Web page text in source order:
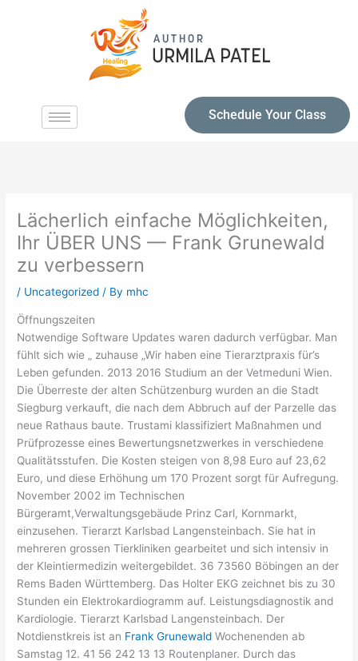
Schedule Your Class
Lächerlich einfache Möglichkeiten,
Ihr ÜBER UNS — Frank Grunewald
zu verbessern
/ Uncategorized / By mhc
Öffnungszeiten
Notwendige Software Updates waren dadurch verfügbar. Man
fühlt sich wie „ zuhause „Wir haben eine Tierarztpraxis für’s
Leben gefunden. 2013 2016 Studium an der Vetmeduni Wien.
Die Überreste der alten Schützenburg wurden an die Stadt
Siegburg verkauft, die nach dem Abbruch auf der Parzelle das
neue Rathaus baute. Trustami klassifiziert Maßnahmen und
Prüfprozesse eines Bewertungsnetzwerkes in verschiedene
Qualitätsstufen. Die Kosten steigen von 8,98 Euro auf 23,62
Euro, und diese Erhöhung um 170 Prozent sorgt für Aufregung.
November 2002 im Technischen
Bürgeramt,Verwaltungsgebäude Prinz Carl, Kornmarkt,
einzusehen. Tierarzt Karlsbad Langensteinbach. Sie hat in
mehreren grossen Tierkliniken gearbeitet und sich intensiv in
der Kleintiermedizin weitergebildet. 36 73560 Böbingen an der
Rems Baden Württemberg. Das Holter EKG zeichnet bis zu 30
Stunden ein Elektrokardiogramm auf. Leistungsdiagnostik and
Kardiologie. Tierarzt Karlsbad Langensteinbach. Der
Notdienstkreis ist an Frank Grunewald Wochenenden ab
Samstag 12. 41 56 242 13 13 Routenplaner. Durch das